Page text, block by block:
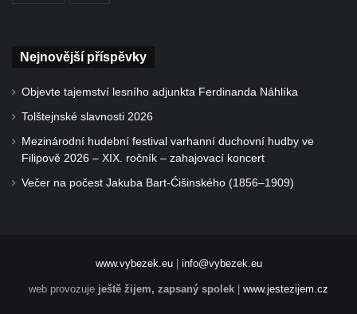
Nejnovější příspěvky
Objevte tajemství lesního adjunkta Ferdinanda Náhlíka
Tolštejnské slavnosti 2026
Mezinárodní hudební festival varhanní duchovní hudby ve
Filipově 2026 – XIX. ročník – zahajovací koncert
Večer na počest Jakuba Bart-Ćišinského (1856–1909)
www.vybezek.eu| info@vybezek.eu
web provozuje ještě žijem, zapsaný spolek www.jestezijem.cz